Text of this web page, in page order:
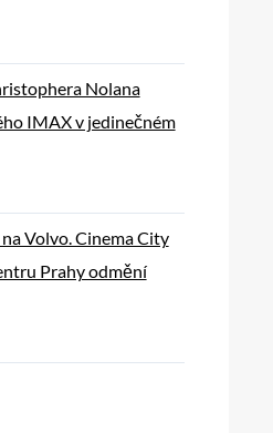
Nolana
IMAX v jedinečném
Volvo. Cinema City
Prahy odmění